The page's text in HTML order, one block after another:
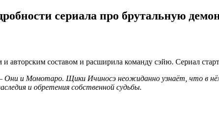
сериала про брутальную
и авторским составом и расширила команду сэйю. Сериал
— Они и Момотаро. Щики Ичиносэ неожиданно узнаёт, что в
и обретения собственной судьбы.